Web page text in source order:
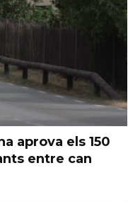
aprova els 150
entre can